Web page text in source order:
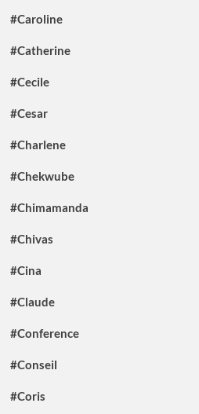
#Caroline
#Catherine
#Cecile
#Cesar
#Charlene
#Chekwube
#Chimamanda
#Chivas
#Cina
#Claude
#Conference
#Conseil
#Coris